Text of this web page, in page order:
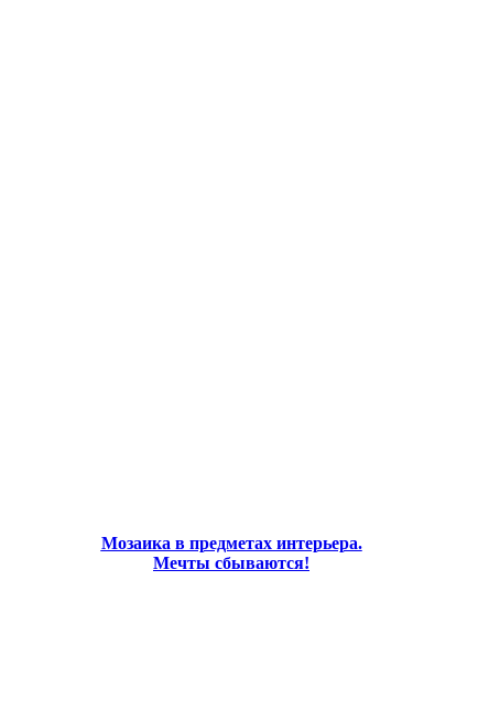
Мозаика в предметах интерьера.
Мечты сбываются!